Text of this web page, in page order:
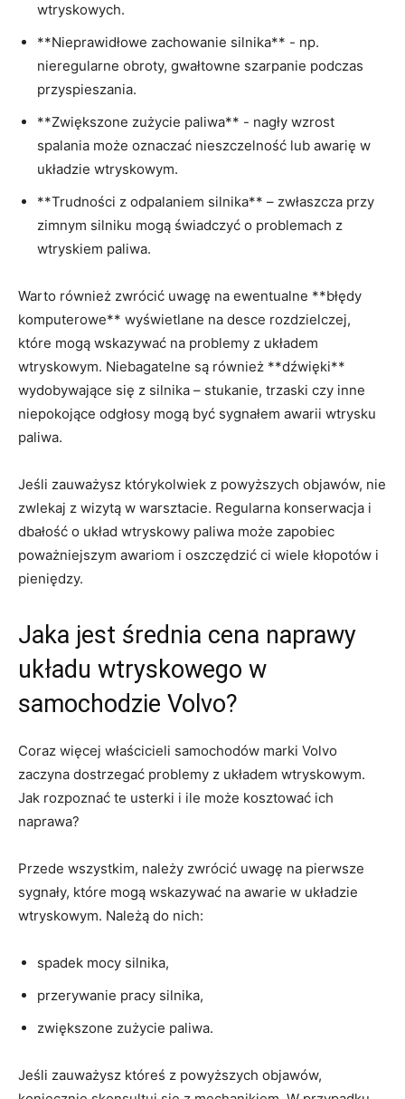
wtryskowych.
**Nieprawidłowe zachowanie silnika** ​- np.
nieregularne obroty, gwałtowne szarpanie podczas
przyspieszania.
**Zwiększone zużycie paliwa** -‌ nagły ⁤wzrost
spalania może oznaczać ‌nieszczelność lub ⁢awarię w
układzie wtryskowym.
**Trudności z⁢ odpalaniem silnika**⁤ – zwłaszcza przy
zimnym silniku mogą świadczyć o problemach z
wtryskiem ‌paliwa.
Warto również zwrócić uwagę na ewentualne **błędy
komputerowe** wyświetlane ‌na desce rozdzielczej,
które mogą⁢ wskazywać na problemy z układem
wtryskowym. Niebagatelne są​ również **dźwięki**
wydobywające się z⁣ silnika⁢ – stukanie, trzaski czy inne
niepokojące odgłosy mogą być sygnałem awarii wtrysku
paliwa.
Jeśli ⁢zauważysz którykolwiek z powyższych objawów, nie
zwlekaj z wizytą w warsztacie. Regularna konserwacja i
dbałość o układ wtryskowy paliwa może zapobiec⁢
poważniejszym awariom i oszczędzić ci wiele⁤ kłopotów i⁣
pieniędzy.
Jaka ⁤jest średnia cena naprawy
⁤układu wtryskowego w
samochodzie Volvo?
Coraz więcej właścicieli samochodów marki Volvo
zaczyna dostrzegać problemy z układem⁣ wtryskowym.
Jak⁢ rozpoznać te usterki i ile może kosztować ich
naprawa?
Przede wszystkim, należy zwrócić uwagę na pierwsze
sygnały, które mogą wskazywać na awarie w układzie
wtryskowym. Należą do nich:
spadek‍ mocy silnika,
przerywanie pracy silnika,
zwiększone zużycie paliwa.
Jeśli zauważysz któreś‌ z powyższych objawów,